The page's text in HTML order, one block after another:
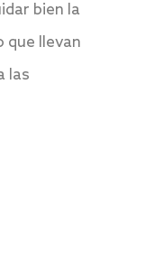
bien la
llevan
las